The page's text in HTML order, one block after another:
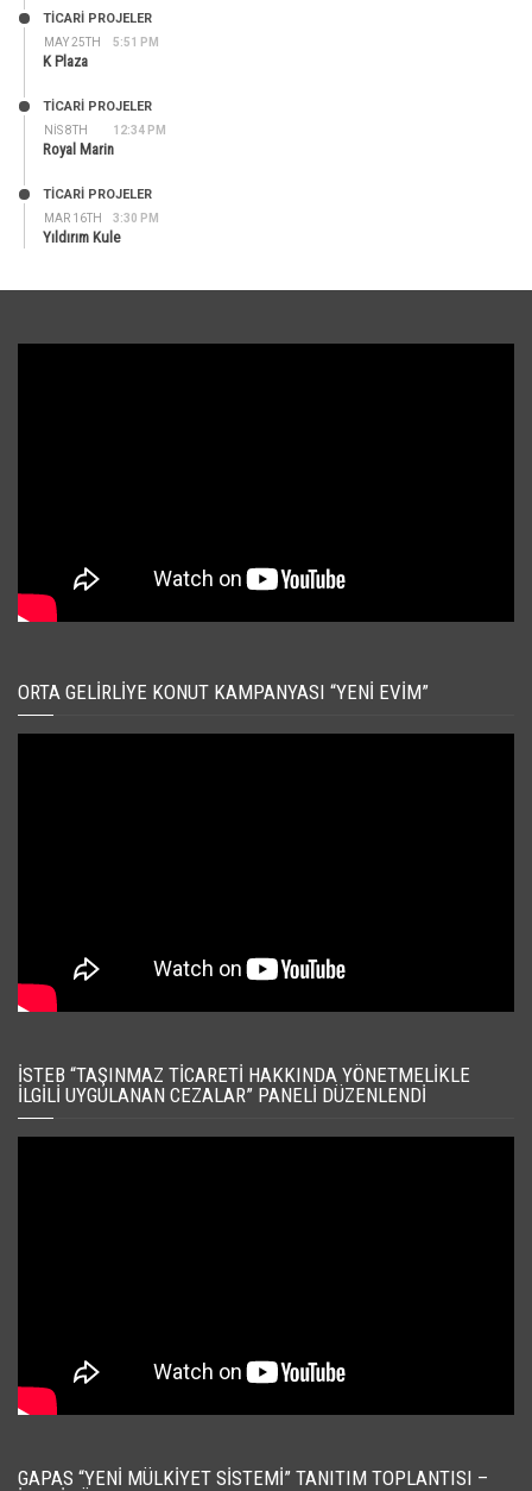
MAY 25TH 5:51 PM
TİCARİ PROJELER
K Plaza
NIS 8TH 12:34 PM
TİCARİ PROJELER
Royal Marin
MAR 16TH 3:30 PM
TİCARİ PROJELER
Yıldırım Kule
ORTA GELIRLIYE KONUT KAMPANYASI “YENI EVIM”
İSTEB “TAŞINMAZ TICARETI HAKKINDA YÖNETMELIKLE
İLGILI UYGULANAN CEZALAR” PANELI DÜZENLENDI
GAPAS “YENI MÜLKIYET SISTEMI” TANITIM TOPLANTISI –